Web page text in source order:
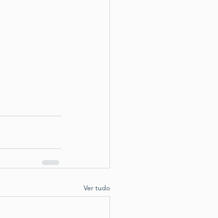
Ver tudo